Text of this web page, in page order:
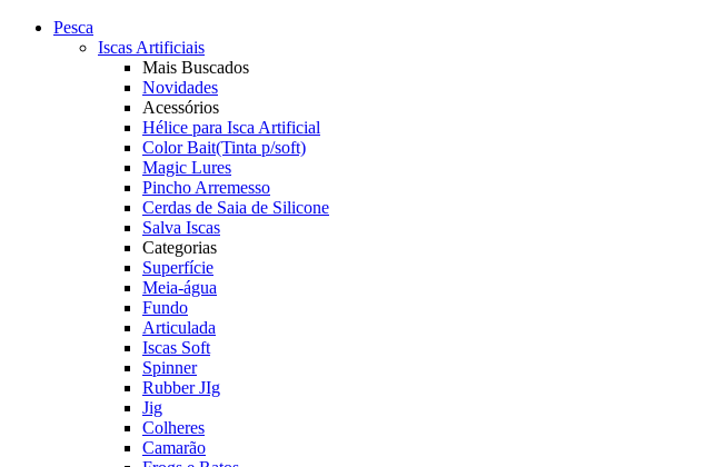
Pesca
Iscas Artificiais
Mais Buscados
Novidades
Acessórios
Hélice para Isca Artificial
Color Bait(Tinta p/soft)
Magic Lures
Pincho Arremesso
Cerdas de Saia de Silicone
Salva Iscas
Categorias
Superfície
Meia-água
Fundo
Articulada
Iscas Soft
Spinner
Rubber JIg
Jig
Colheres
Camarão